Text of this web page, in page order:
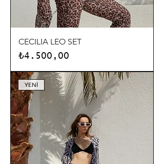
CECILIA LEO SET
Fiyat
₺4.500,00
YENİ